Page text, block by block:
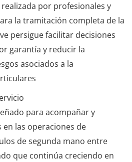
por profesionales y
la tramitación completa de la
persigue facilitar decisiones
garantía y reducir la
asociados a la
para acompañar y
las operaciones de
de segunda mano entre
que continúa creciendo en